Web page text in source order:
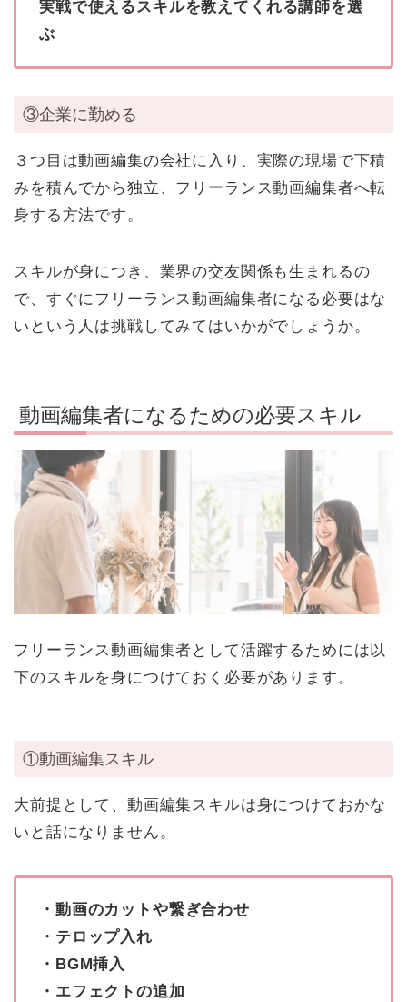
実戦で使えるスキルを教えてくれる講師を選
ぶ
③企業に勤める
３つ目は動画編集の会社に入り、実際の現場で下積
みを積んでから独立、フリーランス動画編集者へ転
身する方法です。
スキルが身につき、業界の交友関係も生まれるの
で、すぐにフリーランス動画編集者になる必要はな
いという人は挑戦してみてはいかがでしょうか。
動画編集者になるための必要スキル
フリーランス動画編集者として活躍するためには以
下のスキルを身につけておく必要があります。
①動画編集スキル
大前提として、動画編集スキルは身につけておかな
いと話になりません。
・動画のカットや繋ぎ合わせ
・テロップ入れ
・BGM挿入
・エフェクトの追加